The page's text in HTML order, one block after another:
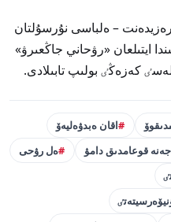
– ەلباسى نۇرسۇلتان
ايتىلعان «رۋحاني جاڭعىرۋ»
كەزەڭٸ بولىپ تابىلادى.
اقان ەبدۋەليەۆ
قوعامدىق دامۋ
ەل رۋحى